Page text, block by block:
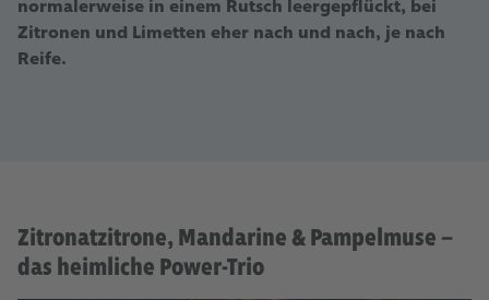
normalerweise in einem Rutsch leergepflückt, bei
Zitronen und Limetten eher nach und nach, je nach
Reife.
Zitronatzitrone, Mandarine & Pampelmuse –
das heimliche Power-Trio